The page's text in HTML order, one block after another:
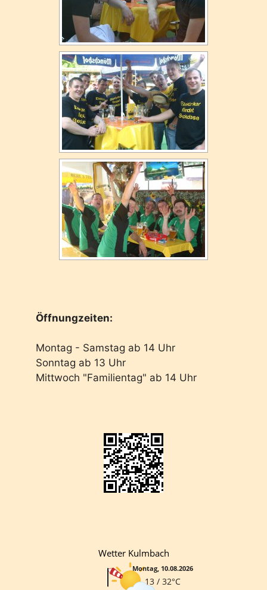
Öffnungzeiten:
Montag - Samstag ab 14 Uhr
Sonntag ab 13 Uhr
Mittwoch "Familientag" ab 14 Uhr
Wetter Kulmbach
Montag, 10.08.2026
13 / 32°C